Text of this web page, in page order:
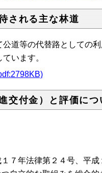
される主な林道
道等の代替路としての
います。
交付金）と評価につ
７年法律第２４号、平成